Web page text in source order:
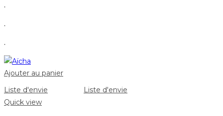
.
.
.
Ajouter au panier
Liste d'envie
Liste d'envie
Quick view